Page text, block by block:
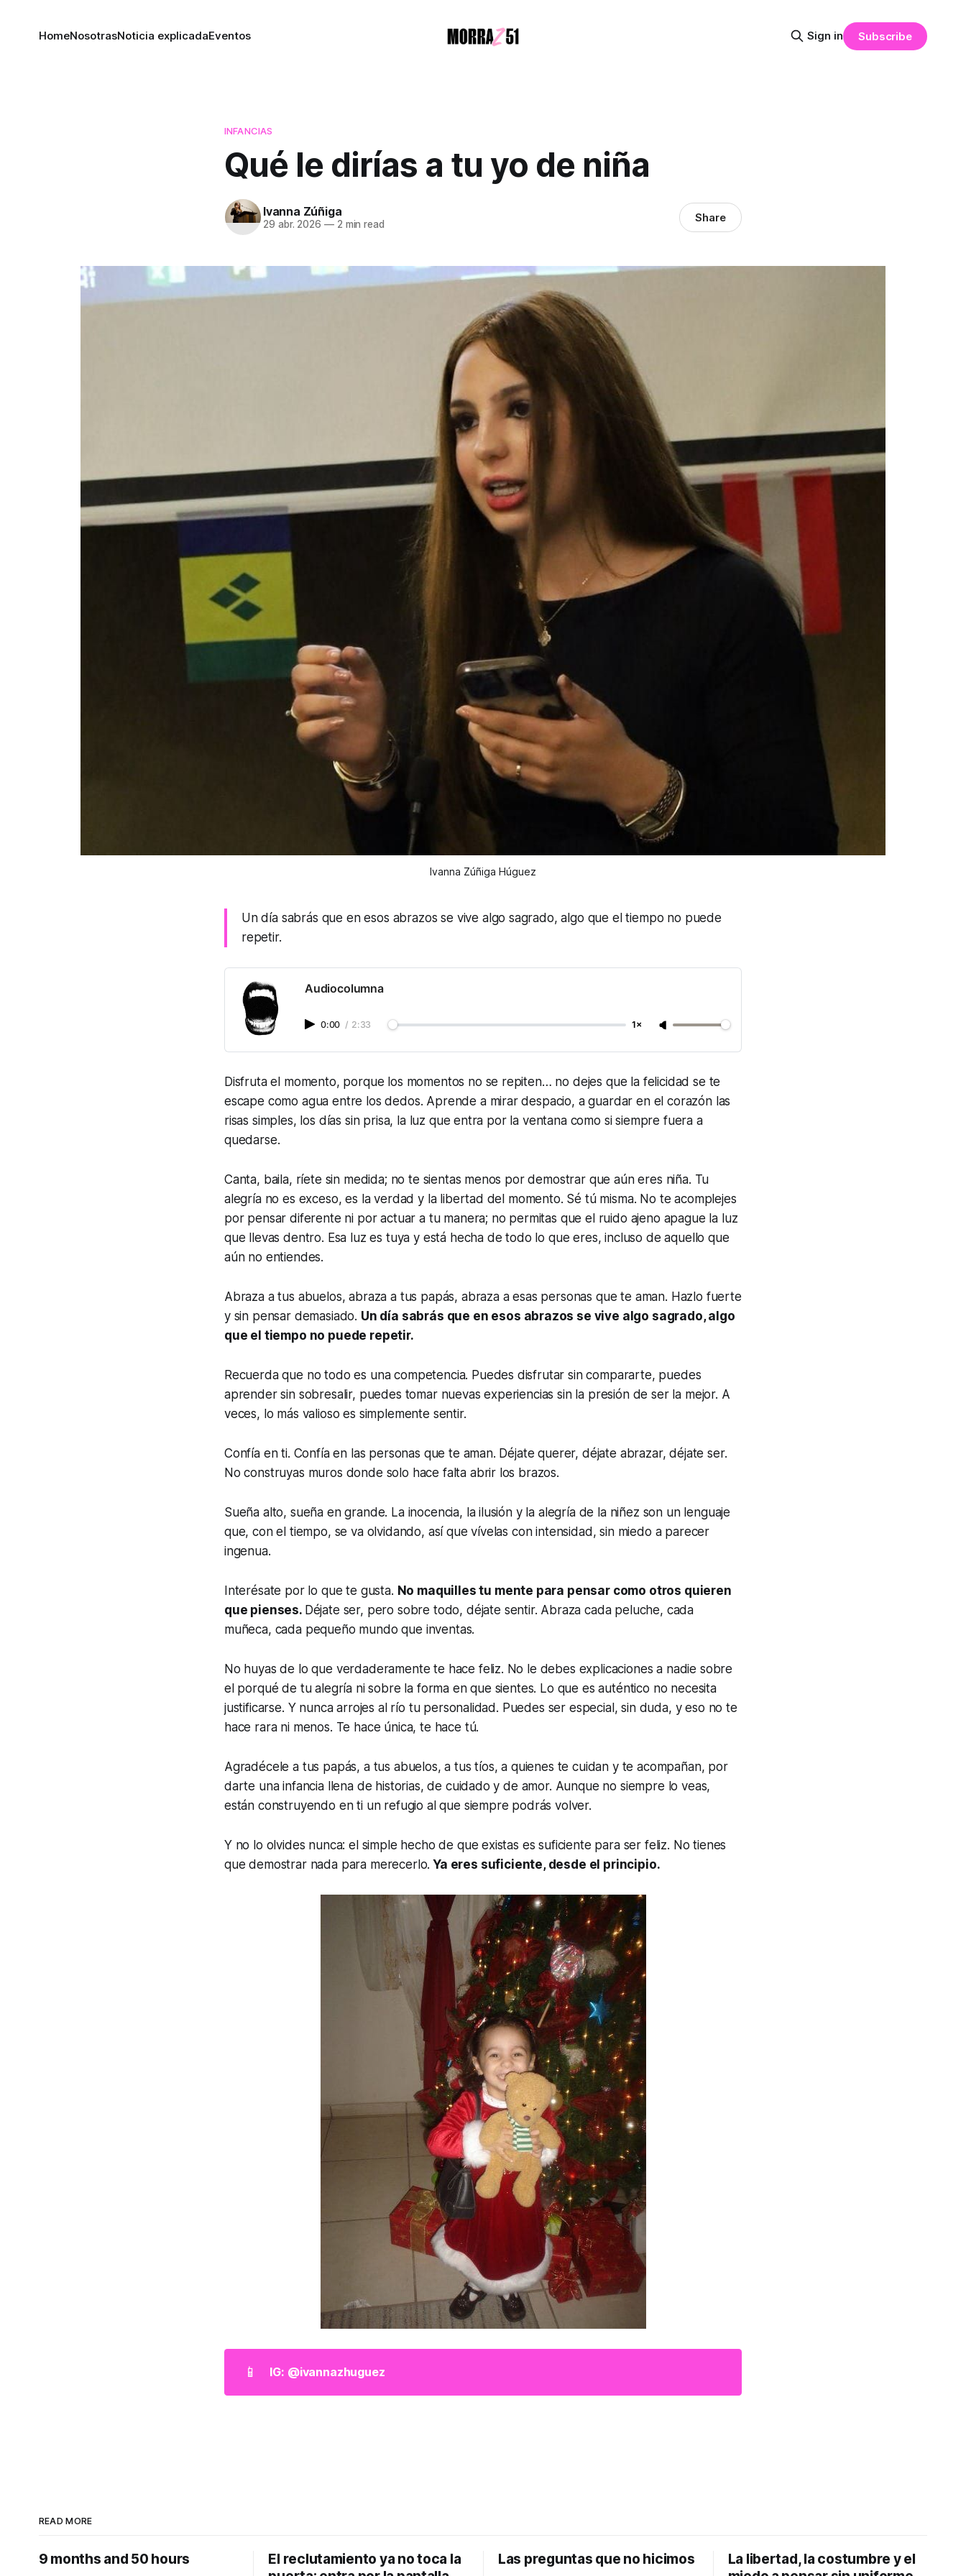
HomeNosotrasNoticia explicadaEventos Sign in Subscribe
INFANCIAS
Qué le dirías a tu yo de niña
Ivanna Zúñiga
29 abr. 2026 —2 min read Share
Ivanna Zúñiga Húguez
Un día sabrás que en esos abrazos se vive algo sagrado, algo que el tiempo no puede
repetir.
Audiocolumna
0:00 / 2:33 1×
Disfruta el momento, porque los momentos no se repiten… no dejes que la felicidad se te
escape como agua entre los dedos. Aprende a mirar despacio, a guardar en el corazón las
risas simples, los días sin prisa, la luz que entra por la ventana como si siempre fuera a
quedarse.
Canta, baila, ríete sin medida; no te sientas menos por demostrar que aún eres niña. Tu
alegría no es exceso, es la verdad y la libertad del momento. Sé tú misma. No te acomplejes
por pensar diferente ni por actuar a tu manera; no permitas que el ruido ajeno apague la luz
que llevas dentro. Esa luz es tuya y está hecha de todo lo que eres, incluso de aquello que
aún no entiendes.
Abraza a tus abuelos, abraza a tus papás, abraza a esas personas que te aman. Hazlo fuerte
y sin pensar demasiado. Un día sabrás que en esos abrazos se vive algo sagrado, algo
que el tiempo no puede repetir.
Recuerda que no todo es una competencia. Puedes disfrutar sin compararte, puedes
aprender sin sobresalir, puedes tomar nuevas experiencias sin la presión de ser la mejor. A
veces, lo más valioso es simplemente sentir.
Confía en ti. Confía en las personas que te aman. Déjate querer, déjate abrazar, déjate ser.
No construyas muros donde solo hace falta abrir los brazos.
Sueña alto, sueña en grande. La inocencia, la ilusión y la alegría de la niñez son un lenguaje
que, con el tiempo, se va olvidando, así que vívelas con intensidad, sin miedo a parecer
ingenua.
Interésate por lo que te gusta. No maquilles tu mente para pensar como otros quieren
que pienses. Déjate ser, pero sobre todo, déjate sentir. Abraza cada peluche, cada
muñeca, cada pequeño mundo que inventas.
No huyas de lo que verdaderamente te hace feliz. No le debes explicaciones a nadie sobre
el porqué de tu alegría ni sobre la forma en que sientes. Lo que es auténtico no necesita
justificarse. Y nunca arrojes al río tu personalidad. Puedes ser especial, sin duda, y eso no te
hace rara ni menos. Te hace única, te hace tú.
Agradécele a tus papás, a tus abuelos, a tus tíos, a quienes te cuidan y te acompañan, por
darte una infancia llena de historias, de cuidado y de amor. Aunque no siempre lo veas,
están construyendo en ti un refugio al que siempre podrás volver.
Y no lo olvides nunca: el simple hecho de que existas es suficiente para ser feliz. No tienes
que demostrar nada para merecerlo. Ya eres suficiente, desde el principio.
📱 IG: @ivannazhuguez
READ MORE
9 months and 50 hours
El reclutamiento ya no toca la
Las preguntas que no hicimos
La libertad, la costumbre y el